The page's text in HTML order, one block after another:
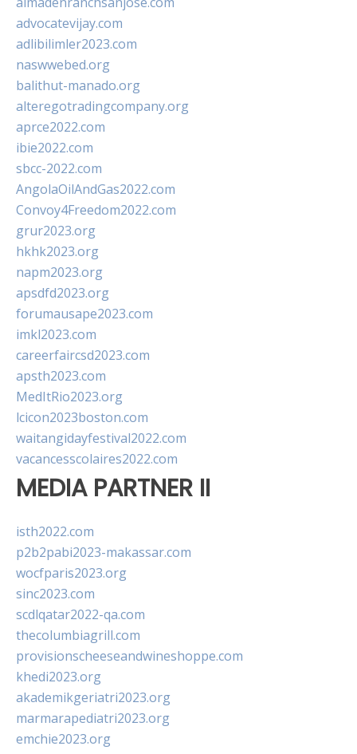
advocatevijay.com
adlibilimler2023.com
naswwebed.org
balithut-manado.org
alteregotradingcompany.org
aprce2022.com
ibie2022.com
sbcc-2022.com
AngolaOilAndGas2022.com
Convoy4Freedom2022.com
grur2023.org
hkhk2023.org
napm2023.org
apsdfd2023.org
forumausape2023.com
imkl2023.com
careerfaircsd2023.com
apsth2023.com
MedItRio2023.org
lcicon2023boston.com
waitangidayfestival2022.com
vacancesscolaires2022.com
MEDIA PARTNER II
isth2022.com
p2b2pabi2023-makassar.com
wocfparis2023.org
sinc2023.com
scdlqatar2022-qa.com
thecolumbiagrill.com
provisionscheeseandwineshoppe.com
khedi2023.org
akademikgeriatri2023.org
marmarapediatri2023.org
emchie2023.org